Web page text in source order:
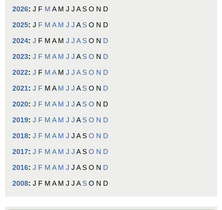
2026: J F M A M J J A S O N D
2025: J F M A M J J A S O N D
2024: J F M A M J J A S O N D
2023: J F M A M J J A S O N D
2022: J F M A M J J A S O N D
2021: J F M A M J J A S O N D
2020: J F M A M J J A S O N D
2019: J F M A M J J A S O N D
2018: J F M A M J J A S O N D
2017: J F M A M J J A S O N D
2016: J F M A M J J A S O N D
2008: J F M A M J J A S O N D